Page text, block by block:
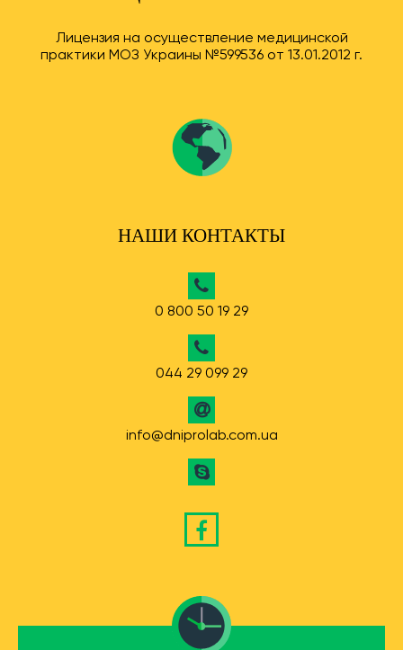
Лицензия на осуществление медицинской
практики МОЗ Украины №599536 от 13.01.2012 г.
НАШИ КОНТАКТЫ
0 800 50 19 29
044 29 099 29
info@dniprolab.com.ua